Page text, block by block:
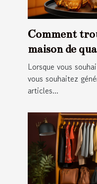
Comment
maison de
abordable ?
Lorsque vous
vous souhaitez
articles...